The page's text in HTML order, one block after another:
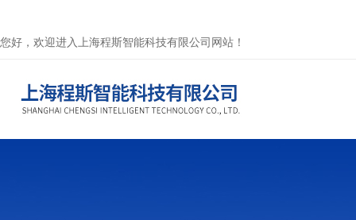
您好，欢迎进入上海程斯智能科技有限公司网站！